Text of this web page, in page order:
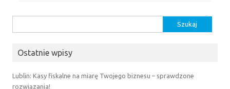
Ostatnie wpisy
Lublin: Kasy fiskalne na miarę Twojego biznesu – sprawdzone
rozwiązania!